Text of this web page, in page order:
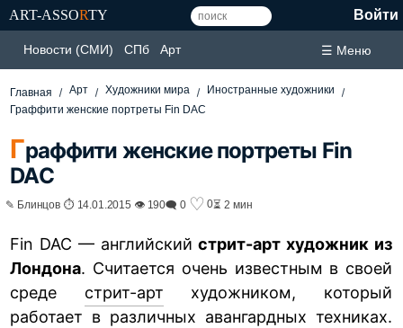
ART-ASSORTY Войти
Новости (СМИ) СПб Арт ☰ Меню
Главная Арт Художники мира
Иностранные художники
Граффити женские портреты Fin DAC
Граффити женские портреты Fin
DAC
✎ Блинцов ⏱ 14.01.2015 👁 190🗨 0 ♡ 0⏳ 2 мин
Fin DAC — английскийстрит-арт художник из
Лондона. Считается очень известным в своей
среде стрит-арт художником, который
работает в различных авангардных техниках.